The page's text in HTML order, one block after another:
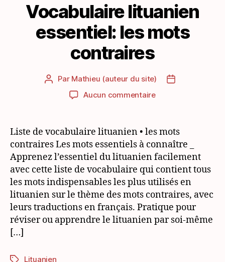
Vocabulaire lituanien
essentiel: les mots
contraires
Auteur
l’article
Par Mathieu (auteur du site)
Date
Aucun commentairesur
essentiel:
mots
contraires
Liste de vocabulaire lituanien • les mots
contraires Les mots essentiels à connaître _
Apprenez l’essentiel du lituanien facilement
avec cette liste de vocabulaire qui contient tous
les mots indispensables les plus utilisés en
lituanien sur le thème des mots contraires, avec
leurs traductions en français. Pratique pour
réviser ou apprendre le lituanien par soi-même
[…]
Étiquettes
Lituanien